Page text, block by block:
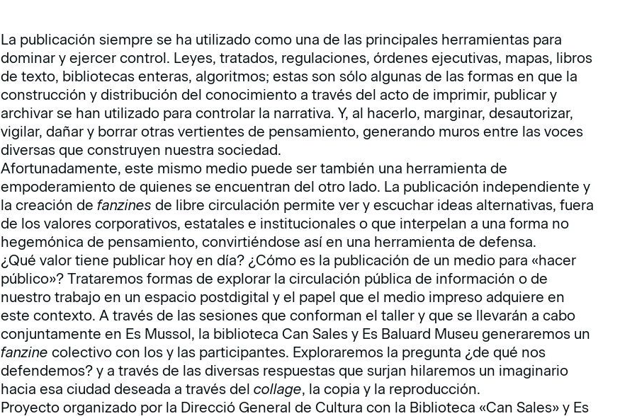
La publicación siempre se ha utilizado como una de las principales herramientas para
dominar y ejercer control. Leyes, tratados, regulaciones, órdenes ejecutivas, mapas, libros
de texto, bibliotecas enteras, algoritmos; estas son sólo algunas de las formas en que la
construc­ción y distribución del conocimiento a través del acto de imprimir, publicar y
archivar se han utilizado para controlar la narrativa. Y, al hacerlo, marginar, desautorizar,
vigilar, dañar y borrar otras vertientes de pensamiento, generando muros entre las voces
diver­sas que construyen nuestra sociedad.
Afortunadamente, este mismo medio puede ser también una herramienta de
empoderamiento de quienes se en­cuentran del otro lado. La publicación independiente y
la creación de fanzines de libre circulación permite ver y escuchar ideas alternativas, fuera
de los valores corpo­rativos, estatales e institucionales o que interpelan a una forma no
hegemónica de pensamiento, convirtiéndose así en una herramienta de defensa.
¿Qué valor tiene publicar hoy en día? ¿Cómo es la publicación de un medio para «hacer
público»? Trataremos formas de explorar la circulación pública de información o de
nuestro trabajo en un espacio postdigital y el papel que el medio impreso adquiere en
este contexto. A través de las sesiones que conforman el ta­ller y que se llevarán a cabo
conjuntamente en Es Mussol, la biblioteca Can Sales y Es Baluard Museu generaremos un
fanzine colectivo con los y las participantes. Exploraremos la pregunta ¿de qué nos
defendemos? y a través de las diversas respuestas que surjan hilaremos un imaginario
hacia esa ciudad deseada a través delcollage, la copia y la reproducción.
Proyecto organizado por la Direcció General de Cultura con la Biblioteca «Can Sales» y Es